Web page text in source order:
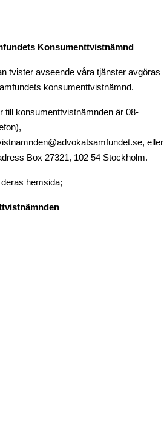
Konsumenttvistnämnd
tvister avseende våra tjänster avgöras
konsumenttvistnämnd.
till konsumenttvistnämnden är 08-
eller
Box 27321, 102 54 Stockholm.
hemsida;